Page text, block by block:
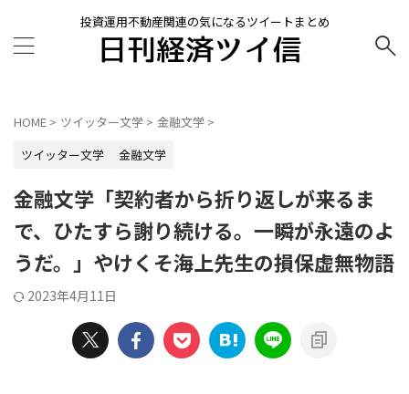
投資運用不動産関連の気になるツイートまとめ
HOME > ツイッター文学 > 金融文学 >
ツイッター文学
金融文学
金融文学「契約者から折り返しが来るま
で、ひたすら謝り続ける。一瞬が永遠のよ
うだ。」やけくそ海上先生の損保虚無物語
2023年4月11日